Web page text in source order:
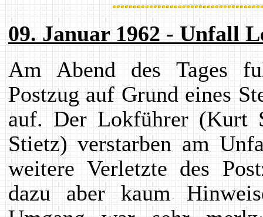
09. Januar 1962 - Unfall
Am Abend des Tages
Postzug auf Grund eines
auf. Der Lokführer (Kurt
Stietz) verstarben am
weitere Verletzte des
dazu aber kaum